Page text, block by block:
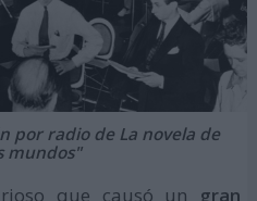
por radio de La novela de
mundos"
que causó un gran